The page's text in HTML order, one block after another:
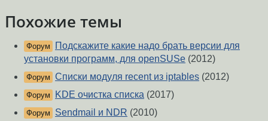
Похожие темы
Форум
Подскажите какие надо брать версии для
установки программ, для openSUSe (2012)
Форум Списки модуля recent из iptables (2012)
Форум KDE очистка списка (2017)
Форум Sendmail и NDR (2010)